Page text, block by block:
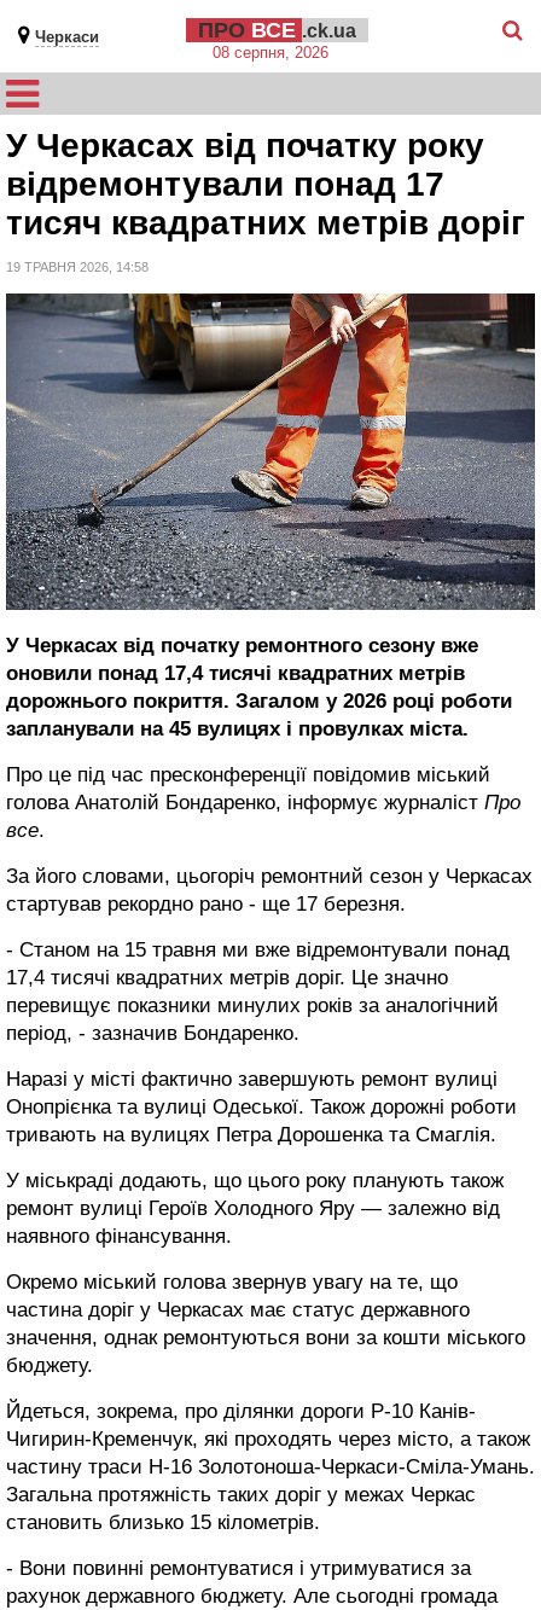
Черкаси ПРО ВСЕ .ck.ua
08 серпня, 2026
У Черкасах від початку року
відремонтували понад 17
тисяч квадратних метрів доріг
19 ТРАВНЯ 2026, 14:58
У Черкасах від початку ремонтного сезону вже
оновили понад 17,4 тисячі квадратних метрів
дорожнього покриття. Загалом у 2026 році роботи
запланували на 45 вулицях і провулках міста.
Про це під час пресконференції повідомив міський
голова Анатолій Бондаренко, інформує журналіст Про
все.
За його словами, цьогоріч ремонтний сезон у Черкасах
стартував рекордно рано - ще 17 березня.
- Станом на 15 травня ми вже відремонтували понад
17,4 тисячі квадратних метрів доріг. Це значно
перевищує показники минулих років за аналогічний
період, - зазначив Бондаренко.
Наразі у місті фактично завершують ремонт вулиці
Онопрієнка та вулиці Одеської. Також дорожні роботи
тривають на вулицях Петра Дорошенка та Смаглія.
У міськраді додають, що цього року планують також
ремонт вулиці Героїв Холодного Яру — залежно від
наявного фінансування.
Окремо міський голова звернув увагу на те, що
частина доріг у Черкасах має статус державного
значення, однак ремонтуються вони за кошти міського
бюджету.
Йдеться, зокрема, про ділянки дороги Р-10 Канів-
Чигирин-Кременчук, які проходять через місто, а також
частину траси Н-16 Золотоноша-Черкаси-Сміла-Умань.
Загальна протяжність таких доріг у межах Черкас
становить близько 15 кілометрів.
- Вони повинні ремонтуватися і утримуватися за
рахунок державного бюджету. Але сьогодні громада